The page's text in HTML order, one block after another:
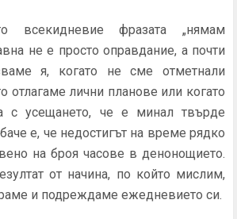
всекидневие фразата „нямам
не е просто оправдание, а почти
я, когато не сме отметнали
отлагаме лични планове или когато
с усещането, че е минал твърде
е, че недостигът на време рядко
на броя часове в денонощието.
от начина, по който мислим,
и подреждаме ежедневието си.